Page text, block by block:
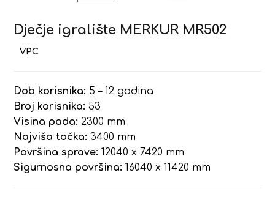
Dječje igralište MERKUR MR502
Dob korisnika: 5 – 12 godina
Broj korisnika: 53
Visina pada: 2300 mm
Najviša točka: 3400 mm
Površina sprave: 12040 x 7420 mm
Sigurnosna površina: 16040 x 11420 mm